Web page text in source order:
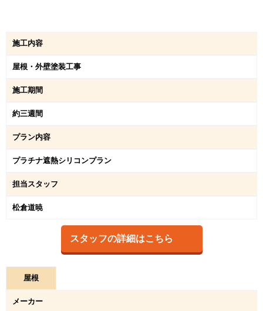
施工内容
屋根・外壁塗装工事
施工期間
約三週間
プラン内容
プラチナ遮熱シリコンプラン
担当スタッフ
松倉道暁
スタッフの詳細はこちら
屋根
メーカー